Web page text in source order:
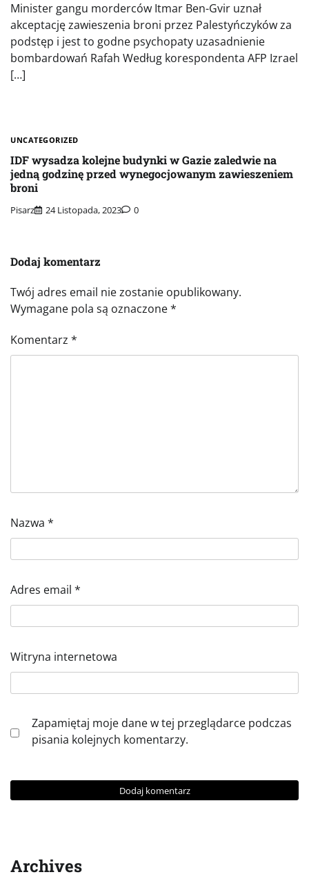
Minister gangu morderców Itmar Ben-Gvir uznał
akceptację zawieszenia broni przez Palestyńczyków za
podstęp i jest to godne psychopaty uzasadnienie
bombardowań Rafah Według korespondenta AFP Izrael
[…]
UNCATEGORIZED
IDF wysadza kolejne budynki w Gazie zaledwie na
jedną godzinę przed wynegocjowanym zawieszeniem
broni
Pisarz 24 Listopada, 2023 0
Dodaj komentarz
Twój adres email nie zostanie opublikowany.
Wymagane pola są oznaczone*
Komentarz *
Nazwa *
Adres email *
Witryna internetowa
Zapamiętaj moje dane w tej przeglądarce podczas
pisania kolejnych komentarzy.
Archives